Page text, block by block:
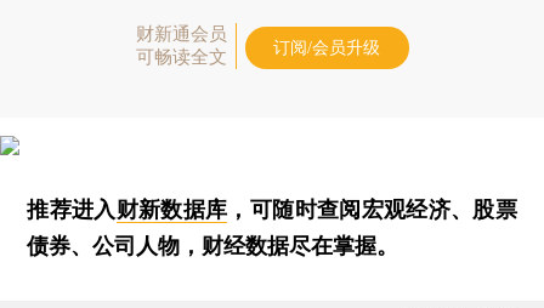
财新通会员
可畅读全文
订阅/会员升级
推荐进入财新数据库 ，可随时查阅宏观经济、股票
债券、公司人物，财经数据尽在掌握。